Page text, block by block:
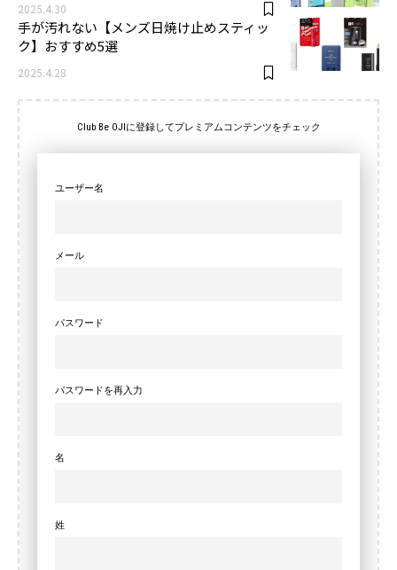
2025.4.30
手が汚れない【メンズ日焼け止めスティッ
ク】おすすめ5選
2025.4.28
Club Be OJIに登録してプレミアムコンテンツをチェック
ユーザー名
メール
パスワード
パスワードを再入力
名
姓